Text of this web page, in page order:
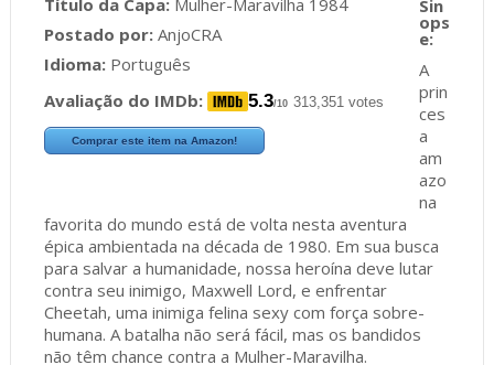
Título da Capa:Mulher-Maravilha 1984
Postado por:AnjoCRA
Idioma:Português
Avaliação do IMDb:
5.3/10 313,351 votes
Comprar este item na Amazon!
A
prin
ces
a
am
azo
na
favorita do mundo está de volta nesta aventura
épica ambientada na década de 1980. Em sua busca
para salvar a humanidade, nossa heroína deve lutar
contra seu inimigo, Maxwell Lord, e enfrentar
Cheetah, uma inimiga felina sexy com força sobre-
humana. A batalha não será fácil, mas os bandidos
não têm chance contra a Mulher-Maravilha.